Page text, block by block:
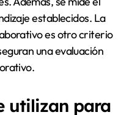
establecidos. La
es otro criterio
una evaluación
utilizan para